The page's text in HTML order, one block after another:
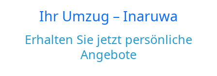
Ihr Umzug – Inaruwa
Erhalten Sie jetzt persönliche
Angebote